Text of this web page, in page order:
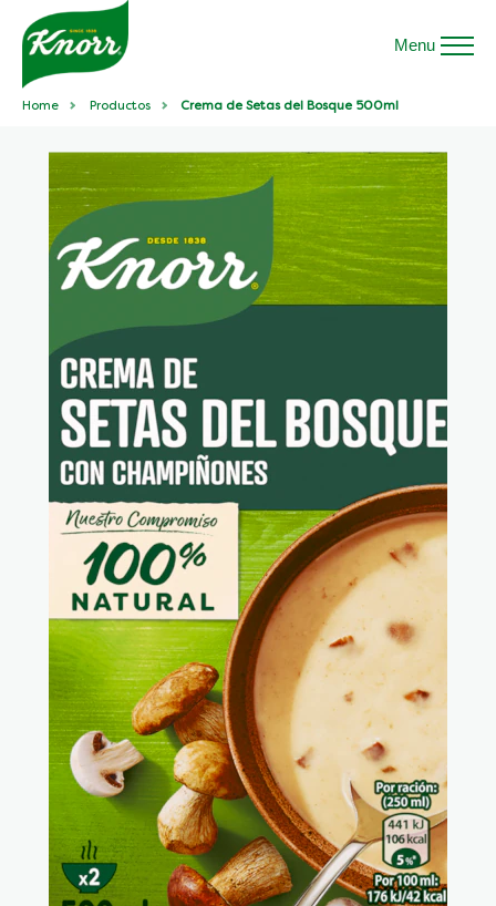
Menu
Home Productos Crema de Setas del Bosque 500ml